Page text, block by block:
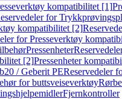
kompatibilitet [1]
for
kompatibilitet [2]
for Presseverktøy
Pressenheter
[2]Pressenheter
/ Geberit PEReservedeler
for buttsveiseverktøy
Fjernkontroller